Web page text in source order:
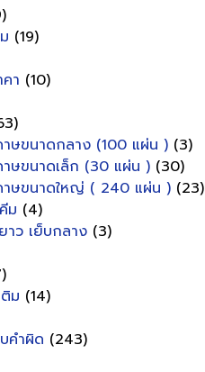
(19)
า (10)
าษขนาดกลาง (100 แผ่น ) (3)
าษขนาดเล็ก (30 แผ่น ) (30)
าษขนาดใหญ่ ( 240 แผ่น ) (23)
ม (4)
าว เย็บกลาง (3)
ม (14)
คำผิด (243)